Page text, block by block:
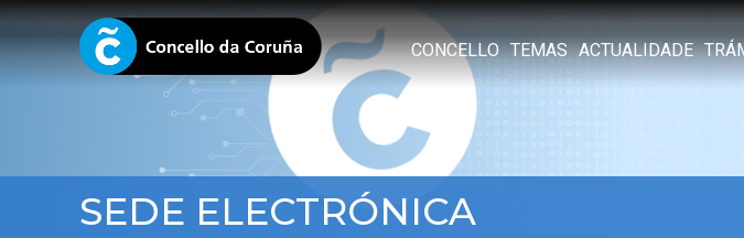
CONCELLO TEMAS ACTUALIDADE
SEDE ELECTRÓNICA